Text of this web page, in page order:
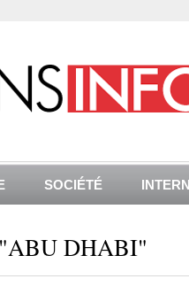
SOCIÉTÉ
DHABI"